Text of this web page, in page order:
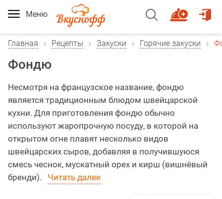
Меню
Главная Рецепты Закуски Горячие закуски
Фондю
Несмотря на французское название, фондю
является традиционным блюдом швейцарской
кухни. Для приготовления фондю обычно
используют жаропрочную посуду, в которой на
открытом огне плавят несколько видов
швейцарских сыров, добавляя в получившуюся
смесь чеснок, мускатный орех и кирш (вишнёвый
бренди).
Читать далее